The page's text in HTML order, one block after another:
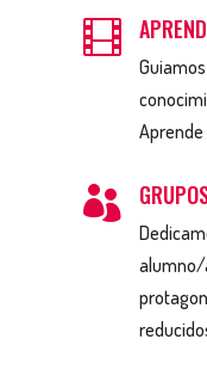

Aprende

alumno/